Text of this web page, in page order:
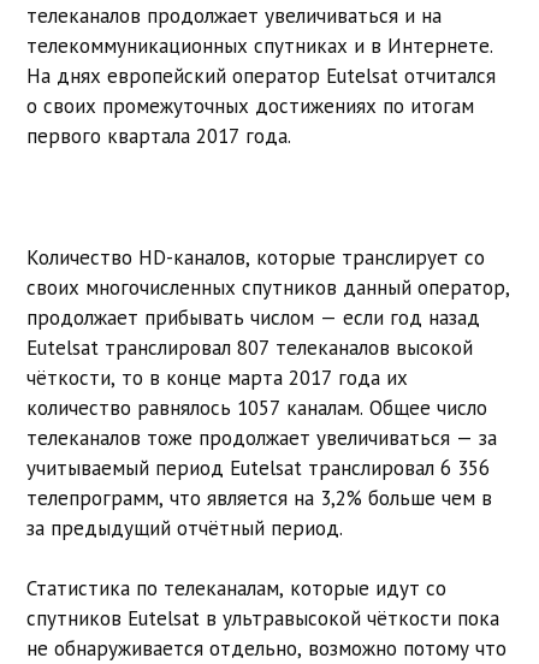
телеканалов продолжает увеличиваться и на
телекоммуникационных спутниках и в Интернете.
На днях европейский оператор Eutelsat отчитался
о своих промежуточных достижениях по итогам
первого квартала 2017 года.
Количество HD-каналов, которые транслирует со
своих многочисленных спутников данный оператор,
продолжает прибывать числом — если год назад
Eutelsat транслировал 807 телеканалов высокой
чёткости, то в конце марта 2017 года их
количество равнялось 1057 каналам. Общее число
телеканалов тоже продолжает увеличиваться — за
учитываемый период Eutelsat транслировал 6 356
телепрограмм, что является на 3,2% больше чем в
за предыдущий отчётный период.
Статистика по телеканалам, которые идут со
спутников Eutelsat в ультравысокой чёткости пока
не обнаруживается отдельно, возможно потому что